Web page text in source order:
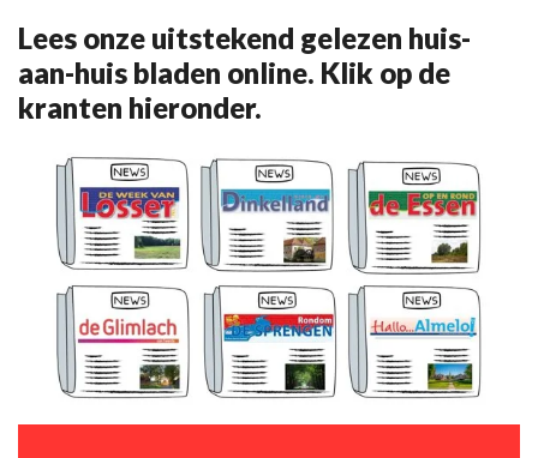
Lees onze uitstekend gelezen huis-
aan-huis bladen online. Klik op de
kranten hieronder.